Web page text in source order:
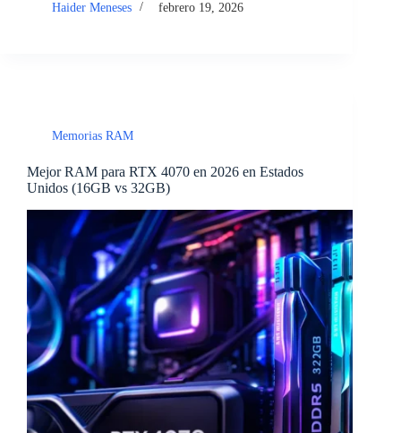
Haider Meneses febrero 19, 2026
Memorias RAM
Mejor RAM para RTX 4070 en 2026 en Estados
Unidos (16GB vs 32GB)